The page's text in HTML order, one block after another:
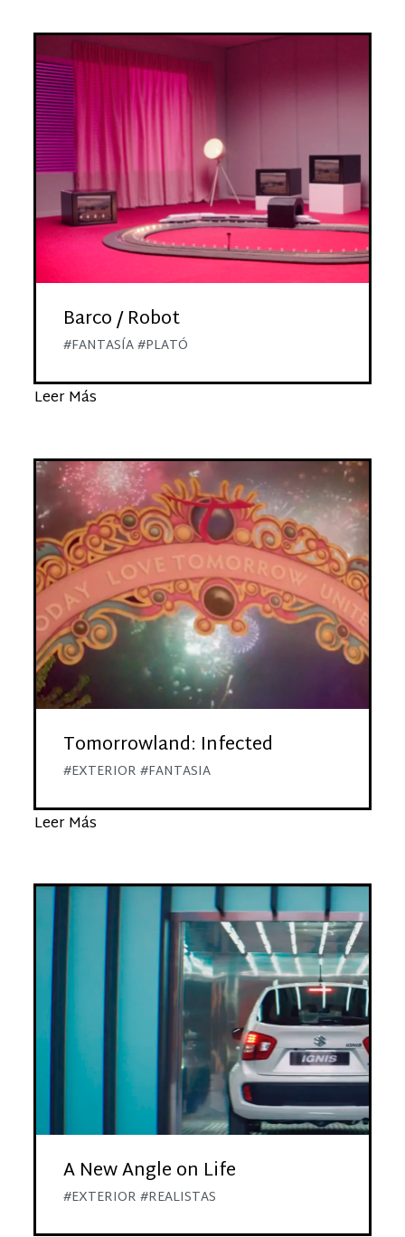
Barco / Robot
#FANTASÍA #PLATÓ
Leer Más
Tomorrowland: Infected
#EXTERIOR #FANTASIA
Leer Más
A New Angle on Life
#EXTERIOR #REALISTAS